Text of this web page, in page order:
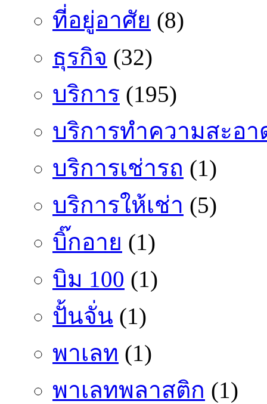
ที่อยู่อาศัย (8)
ธุรกิจ (32)
บริการ (195)
บริการทำความสะอา
บริการเช่ารถ (1)
บริการให้เช่า (5)
บิ๊กอาย (1)
บิม 100 (1)
ปั้นจั่น (1)
พาเลท (1)
พาเลทพลาสติก (1)